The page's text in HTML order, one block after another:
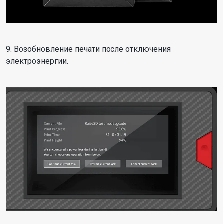
9. Возобновление печати после отключения
электроэнергии.